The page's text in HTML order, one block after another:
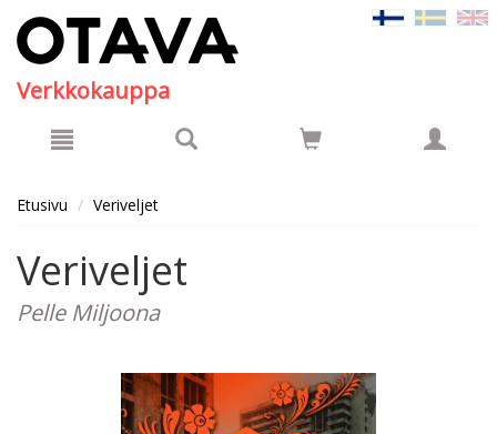
Verkkokauppa
Etusivu Veriveljet
Veriveljet
Pelle Miljoona